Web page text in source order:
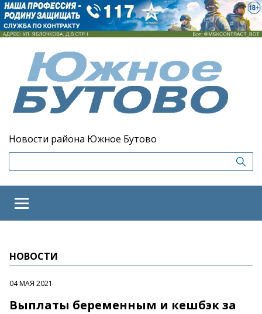
Новости района Южное Бутово
НОВОСТИ
04 МАЯ 2021
Выплаты беременным и кешбэк за